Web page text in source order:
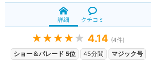
詳細 クチコミ
★★★★ ★ 4.14 (4件)
ショー＆パレード 5位
45分間 マジック号